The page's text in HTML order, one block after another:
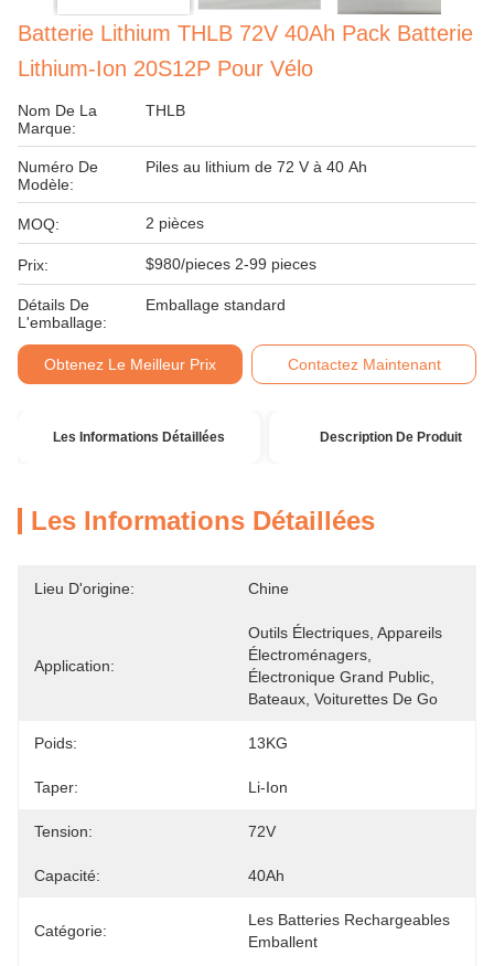
Batterie Lithium THLB 72V 40Ah Pack Batterie
Lithium-Ion 20S12P Pour Vélo
Nom De La
Marque:
THLB
Numéro De
Modèle:
Piles au lithium de 72 V à 40 Ah
MOQ: 2 pièces
Prix: $980/pieces 2-99 pieces
Détails De
L'emballage:
Emballage standard
Obtenez Le Meilleur Prix Contactez Maintenant
Les Informations Détaillées Description De Produit
Les Informations Détaillées
Lieu D'origine: Chine
Application:
Outils Électriques, Appareils
Électroménagers,
Électronique Grand Public,
Bateaux, Voiturettes De Go
Poids: 13KG
Taper: Li-Ion
Tension: 72V
Capacité: 40Ah
Catégorie:
Les Batteries Rechargeables
Emballent